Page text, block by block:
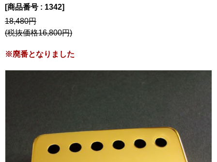
[商品番号 : 1342]
18,480円
(税抜価格16,800円)
※廃番となりました